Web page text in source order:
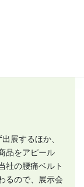
展するほか、
品をアピール
社の腰痛ベルト
るので、展示会